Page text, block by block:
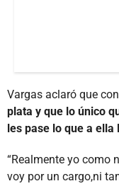
Vargas aclaró que
plata y que lo único
les pase lo que a ella
“Realmente yo como
voy por un cargo,ni